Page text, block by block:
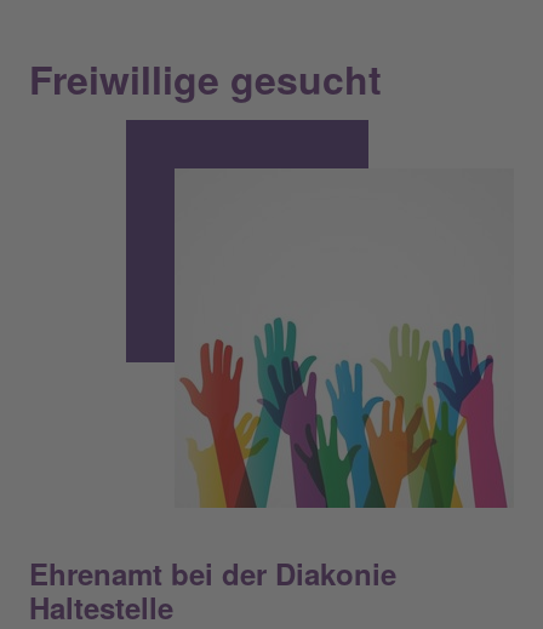
Freiwillige gesucht
Ehrenamt bei der Diakonie
Haltestelle